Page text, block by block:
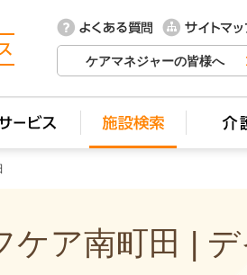
ケアマネジャーの皆様へ
ケア南町田 |